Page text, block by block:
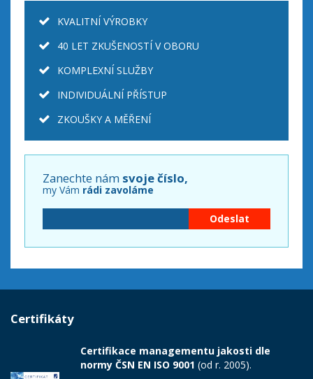
KVALITNÍ VÝROBKY
40 LET ZKUŠENOSTÍ V OBORU
KOMPLEXNÍ SLUŽBY
INDIVIDUÁLNÍ PŘÍSTUP
ZKOUŠKY A MĚŘENÍ
Zanechte nám svoje číslo,
my Vám rádi zavoláme
Certifikáty
Certifikace managementu jakosti dle
normy ČSN EN ISO 9001 (od r. 2005).